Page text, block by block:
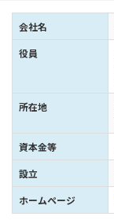
会社名
役員
所在地
資本金等
設立
ホームページ